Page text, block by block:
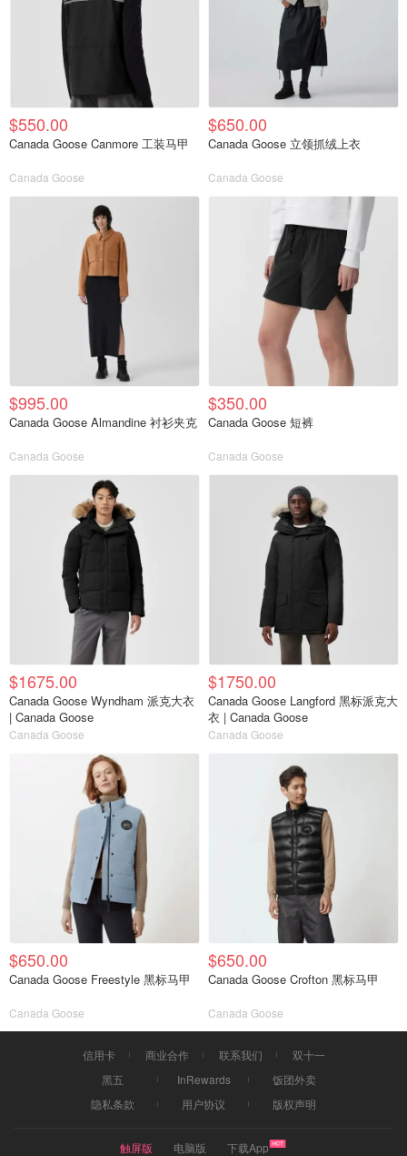
$550.00
Canada Goose Canmore 工装马甲
Canada Goose
$650.00
Canada Goose 立领抓绒上衣
Canada Goose
$995.00
Canada Goose Almandine 衬衫夹克
Canada Goose
$350.00
Canada Goose 短裤
Canada Goose
$1675.00
Canada Goose Wyndham 派克大衣
| Canada Goose
Canada Goose
$1750.00
Canada Goose Langford 黑标派克大
衣 | Canada Goose
Canada Goose
$650.00
Canada Goose Freestyle 黑标马甲
Canada Goose
$650.00
Canada Goose Crofton 黑标马甲
Canada Goose
信用卡 商业合作 联系我们
双十一
黑五
InRewards
饭团外卖
隐私条款
用户协议 版权声明
触屏版 电脑版 下载App